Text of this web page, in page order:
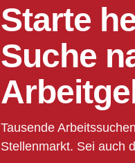
Starte
Suche
Tausende
Stellenmarkt. Sei auch